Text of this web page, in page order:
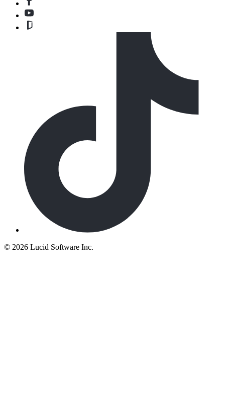
© 2026 Lucid Software Inc.